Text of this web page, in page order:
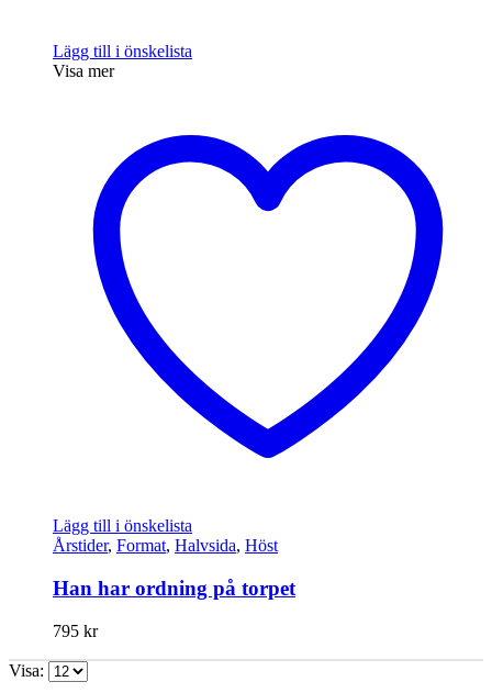
Lägg till i önskelista
Visa mer
Lägg till i önskelista
Årstider, Format, Halvsida, Höst
Han har ordning på torpet
795 kr
Visa: